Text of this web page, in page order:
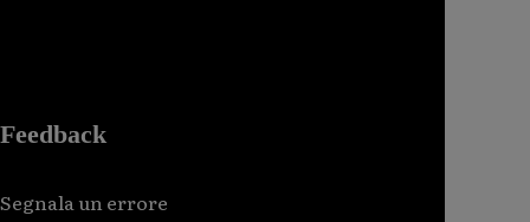
Feedback
Segnala un errore